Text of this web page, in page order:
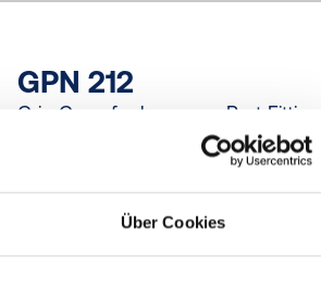
Über Cookies
GPN 212
Grip Caps for braze-on Port Fittings